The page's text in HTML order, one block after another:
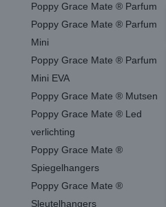
Poppy Grace Mate ® Parfum
Poppy Grace Mate ® Parfum
Mini
Poppy Grace Mate ® Parfum
Mini EVA
Poppy Grace Mate ® Mutsen
Poppy Grace Mate ® Led
verlichting
Poppy Grace Mate ®
Spiegelhangers
Poppy Grace Mate ®
Sleutelhangers